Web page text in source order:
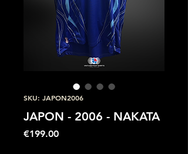
SKU: JAPON2006
JAPON - 2006 - NAKATA
€199.00Price